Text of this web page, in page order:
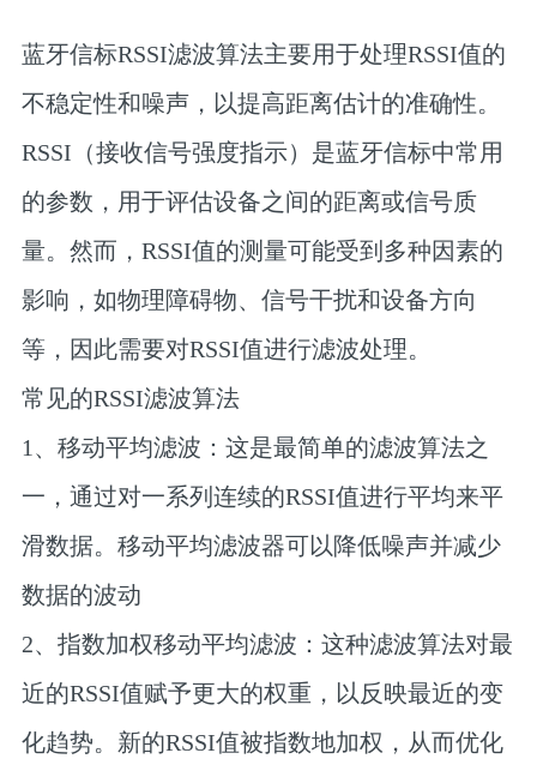
蓝牙信标RSSI滤波算法‌主要用于处理RSSI值的
不稳定性和噪声，以提高距离估计的准确性。
RSSI（接收信号强度指示）是蓝牙信标中常用
的参数，用于评估设备之间的距离或信号质
量。然而，RSSI值的测量可能受到多种因素的
影响，如物理障碍物、信号干扰和设备方向
等，因此需要对RSSI值进行滤波处理。
常见的RSSI滤波算法
‌1、移动平均滤波‌：这是最简单的滤波算法之
一，通过对一系列连续的RSSI值进行平均来平
滑数据。移动平均滤波器可以降低噪声并减少
数据的波动‌
‌2、指数加权移动平均滤波‌：这种滤波算法对最
近的RSSI值赋予更大的权重，以反映最近的变
化趋势。新的RSSI值被指数地加权，从而优化